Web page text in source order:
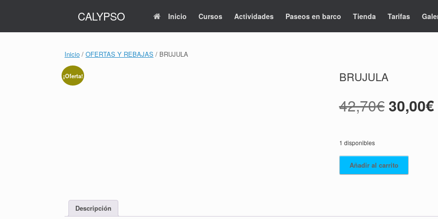
CALYPSO Inicio Cursos Actividades Paseos en barco Tienda Tarifas
Inicio / OFERTAS Y REBAJAS / BRUJULA
¡Oferta! BRUJULA
42,70€ El
era:
30,00€El
1 disponibles
BRUJULA
cantidad
Añadir al carrito
Descripción